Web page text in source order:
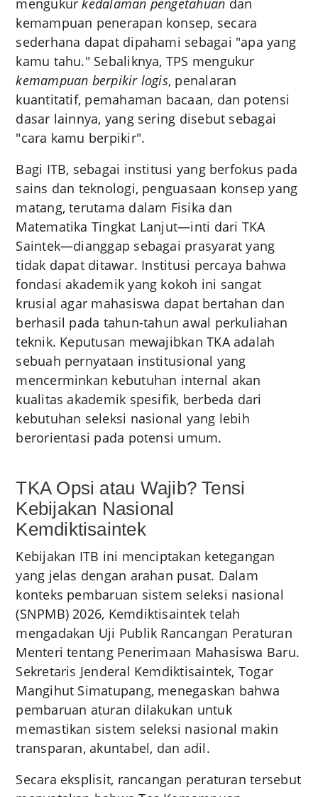
kemampuan penerapan konsep, secara
sederhana dapat dipahami sebagai "apa yang
kamu tahu." Sebaliknya, TPS mengukur
kemampuan berpikir logis, penalaran
kuantitatif, pemahaman bacaan, dan potensi
dasar lainnya, yang sering disebut sebagai
"cara kamu berpikir".
Bagi ITB, sebagai institusi yang berfokus pada
sains dan teknologi, penguasaan konsep yang
matang, terutama dalam Fisika dan
Matematika Tingkat Lanjut—inti dari TKA
Saintek—dianggap sebagai prasyarat yang
tidak dapat ditawar. Institusi percaya bahwa
fondasi akademik yang kokoh ini sangat
krusial agar mahasiswa dapat bertahan dan
berhasil pada tahun-tahun awal perkuliahan
teknik. Keputusan mewajibkan TKA adalah
sebuah pernyataan institusional yang
mencerminkan kebutuhan internal akan
kualitas akademik spesifik, berbeda dari
kebutuhan seleksi nasional yang lebih
berorientasi pada potensi umum.
TKA Opsi atau Wajib? Tensi
Kebijakan Nasional
Kemdiktisaintek
Kebijakan ITB ini menciptakan ketegangan
yang jelas dengan arahan pusat. Dalam
konteks pembaruan sistem seleksi nasional
(SNPMB) 2026, Kemdiktisaintek telah
mengadakan Uji Publik Rancangan Peraturan
Menteri tentang Penerimaan Mahasiswa Baru.
Sekretaris Jenderal Kemdiktisaintek, Togar
Mangihut Simatupang, menegaskan bahwa
pembaruan aturan dilakukan untuk
memastikan sistem seleksi nasional makin
transparan, akuntabel, dan adil.
Secara eksplisit, rancangan peraturan tersebut